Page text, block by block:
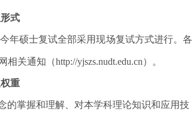
式
年硕士复试全部采用现场复试方式进行。各
相关通知 （http://yjszs.nudt.edu.cn） 。
重
的掌握和理解、对本学科理论知识和应用技